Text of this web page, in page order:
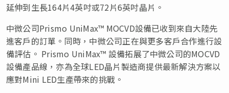
延伸到生長164片4英吋或72片6英吋晶片。
中微公司Prismo UniMax™ MOCVD設備已收到來自大陸先
進客戶的訂單。同時，中微公司正在與更多客戶合作進行設
備評估。 Prismo UniMax™ 設備拓展了中微公司的MOCVD
設備產品線，亦為全球LED晶片製造商提供最新解決方案以
應對Mini LED生產帶來的挑戰。